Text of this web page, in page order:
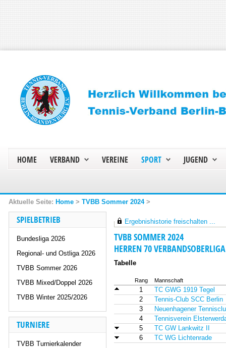
HOME VERBAND VEREINE SPORT JUGEND
Home > TVBB Sommer 2024>
SPIELBETRIEB
Bundesliga 2026
Regional- und Ostliga 2026
TVBB Sommer 2026
TVBB Mixed/Doppel 2026
TVBB Winter 2025/2026
TURNIERE
TVBB Turnierkalender
Ergebnishistorie freischalten ...
TVBB SOMMER 2024
HERREN 70
Tabelle
Rang Mannschaft
1
TC GWG 1919 Tegel
2
Tennis-Club SCC Berlin
3
Neuenhagener
4
Tennisverein
5
TC GW Lankwitz II
6
TC WG Lichtenrade